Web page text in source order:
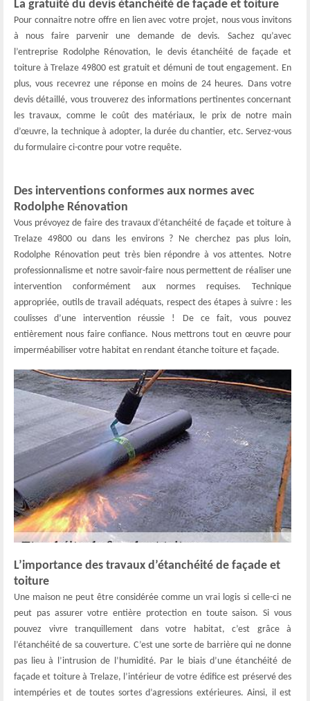
La gratuité du devis étanchéité de façade et toiture
Pour connaitre notre offre en lien avec votre projet, nous vous invitons
à nous faire parvenir une demande de devis. Sachez qu’avec
l’entreprise Rodolphe Rénovation, le devis étanchéité de façade et
toiture à Trelaze 49800 est gratuit et démuni de tout engagement. En
plus, vous recevrez une réponse en moins de 24 heures. Dans votre
devis détaillé, vous trouverez des informations pertinentes concernant
les travaux, comme le coût des matériaux, le prix de notre main
d’œuvre, la technique à adopter, la durée du chantier, etc. Servez-vous
du formulaire ci-contre pour votre requête.
Des interventions conformes aux normes avec
Rodolphe Rénovation
Vous prévoyez de faire des travaux d’étanchéité de façade et toiture à
Trelaze 49800 ou dans les environs ? Ne cherchez pas plus loin,
Rodolphe Rénovation peut très bien répondre à vos attentes. Notre
professionnalisme et notre savoir-faire nous permettent de réaliser une
intervention conformément aux normes requises. Technique
appropriée, outils de travail adéquats, respect des étapes à suivre : les
coulisses d’une intervention réussie ! De ce fait, vous pouvez
entièrement nous faire confiance. Nous mettrons tout en œuvre pour
imperméabiliser votre habitat en rendant étanche toiture et façade.
L’importance des travaux d’étanchéité de façade et
toiture
Une maison ne peut être considérée comme un vrai logis si celle-ci ne
peut pas assurer votre entière protection en toute saison. Si vous
pouvez vivre tranquillement dans votre habitat, c’est grâce à
l’étanchéité de sa couverture. C’est une sorte de barrière qui ne donne
pas lieu à l’intrusion de l’humidité. Par le biais d’une étanchéité de
façade et toiture à Trelaze, l’intérieur de votre édifice est préservé des
intempéries et de toutes sortes d’agressions extérieures. Ainsi, il est